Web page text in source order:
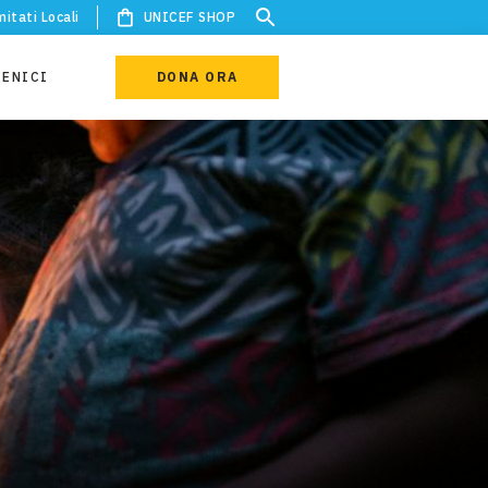
Locali UNICEF SHOP
DONA ORA